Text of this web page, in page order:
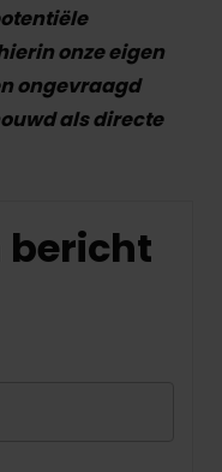
onze eigen
ongevraagd
als directe
bericht